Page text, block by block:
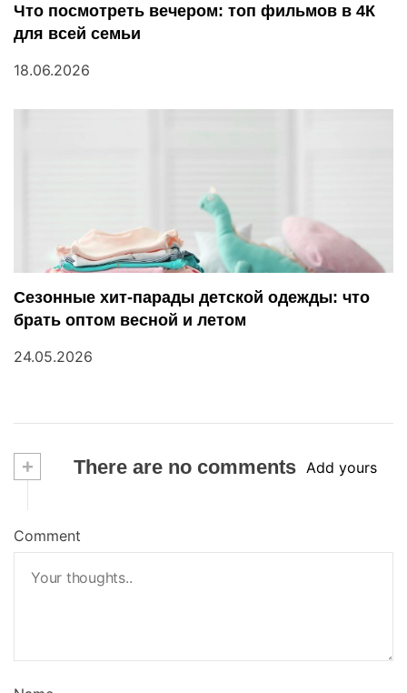
Что посмотреть вечером: топ фильмов в 4К
для всей семьи
18.06.2026
Сезонные хит-парады детской одежды: что
брать оптом весной и летом
24.05.2026
+ There are no comments Add yours
Comment